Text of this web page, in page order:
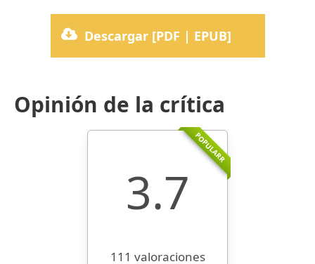
Descargar [PDF | EPUB]
Opinión de la crítica
POPULARR
3.7
111 valoraciones